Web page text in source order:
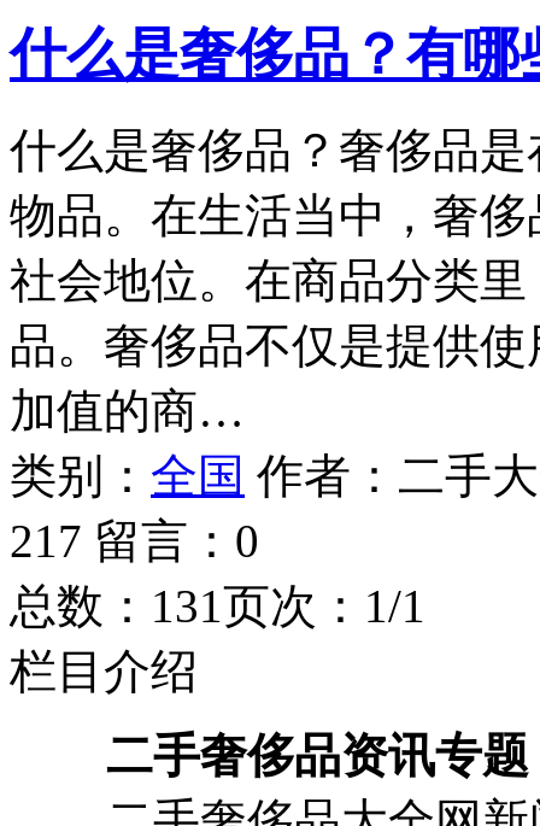
什么是奢侈品？有哪
什么是奢侈品？奢侈品
物品。在生活当中，奢
社会地位。在商品分类
品。奢侈品不仅是提供
加值的商…
类别： 全国 作者： 二手
217 留言： 0
总数：131页次：1/1
栏目介绍
二手奢侈品资讯专题